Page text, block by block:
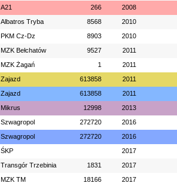
A21 266 2008
Albatros Tryba 8568 2010
PKM Cz-Dz 8903 2010
MZK Bełchatów 9527 2011
MZK Żagań 1 2011
Zajazd 613858 2011
Zajazd 613858 2011
Mikrus 12998 2013
Szwagropol 272720 2016
Szwagropol 272720 2016
ŚKP 2017
Transgór Trzebinia 1831 2017
MZK TM 18166 2017